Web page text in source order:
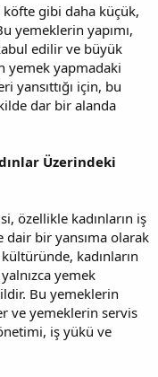
köfte gibi daha küçük,
yemeklerin yapımı,
edilir ve büyük
yemek yapmadaki
yansıttığı için, bu
dar bir alanda
Üzerindeki
özellikle kadınların iş
dair bir yansıma olarak
kadınların
yemek
Bu yemeklerin
ve yemeklerin servis
iş yükü ve